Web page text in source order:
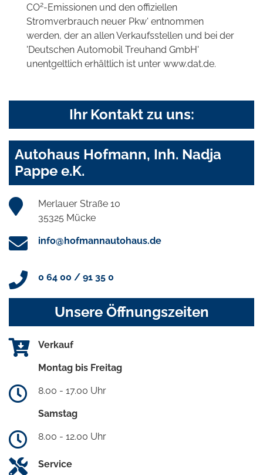
CO2-Emissionen und den offiziellen
Stromverbrauch neuer Pkw' entnommen
werden, der an allen Verkaufsstellen und bei der
'Deutschen Automobil Treuhand GmbH'
unentgeltlich erhältlich ist unter www.dat.de.
Ihr Kontakt zu uns:
Autohaus Hofmann, Inh. Nadja
Pappe e.K.
Merlauer Straße 10
35325 Mücke
info@hofmannautohaus.de
0 64 00 / 91 35 0
Unsere Öffnungszeiten
Verkauf
Montag bis Freitag
8.00 - 17.00 Uhr
Samstag
8.00 - 12.00 Uhr
Service